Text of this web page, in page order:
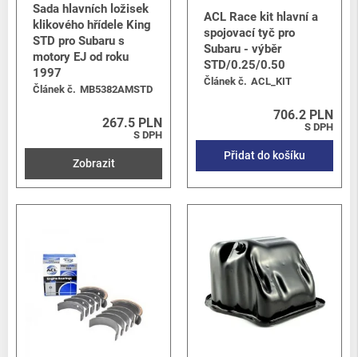
Sada hlavních ložisek
klikového hřídele King
STD pro Subaru s
motory EJ od roku
1997
Článek č. MB5382AMSTD
267.5 PLN
S DPH
Zobrazit
ACL Race kit hlavní a
spojovací tyč pro
Subaru - výběr
STD/0.25/0.50
Článek č. ACL_KIT
706.2 PLN
S DPH
Přidat do košíku